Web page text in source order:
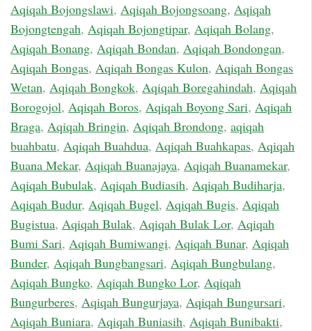
Aqiqah Bojongslawi, Aqiqah Bojongsoang, Aqiqah
Bojongtengah, Aqiqah Bojongtipar, Aqiqah Bolang,
Aqiqah Bonang, Aqiqah Bondan, Aqiqah Bondongan,
Aqiqah Bongas, Aqiqah Bongas Kulon, Aqiqah Bongas
Wetan, Aqiqah Bongkok, Aqiqah Boregahindah, Aqiqah
Borogojol, Aqiqah Boros, Aqiqah Boyong Sari, Aqiqah
Braga, Aqiqah Bringin, Aqiqah Brondong, aqiqah
buahbatu, Aqiqah Buahdua, Aqiqah Buahkapas, Aqiqah
Buana Mekar, Aqiqah Buanajaya, Aqiqah Buanamekar,
Aqiqah Bubulak, Aqiqah Budiasih, Aqiqah Budiharja,
Aqiqah Budur, Aqiqah Bugel, Aqiqah Bugis, Aqiqah
Bugistua, Aqiqah Bulak, Aqiqah Bulak Lor, Aqiqah
Bumi Sari, Aqiqah Bumiwangi, Aqiqah Bunar, Aqiqah
Bunder, Aqiqah Bungbangsari, Aqiqah Bungbulang,
Aqiqah Bungko, Aqiqah Bungko Lor, Aqiqah
Bungurberes, Aqiqah Bungurjaya, Aqiqah Bungursari,
Aqiqah Buniara, Aqiqah Buniasih, Aqiqah Bunibakti,